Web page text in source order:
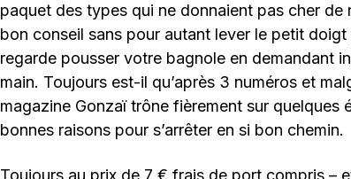
paquet des types qui ne donnaient pas cher
bon conseil sans pour autant lever le petit
regarde pousser votre bagnole en demandant
main. Toujours est-il qu’après 3 numéros et
magazine Gonzaï trône fièrement sur quelques
bonnes raisons pour s’arrêter en si bon chemin.
Toujours au prix de 7 € frais de port compris –